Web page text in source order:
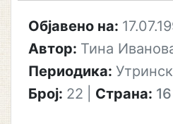
Објавено на:
Автор: Тина
Периодика:
Број: 22 Страна: 16